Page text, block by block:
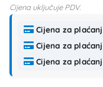
Cijena uključuje PDV.
Cijena za
Cijena za
Cijena za